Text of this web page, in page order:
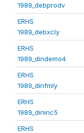
1989_debprodv
ERHS
1989_debxcly
ERHS
1989_dindemo4
ERHS
1989_dinfmly
ERHS
1989_dininc5
ERHS